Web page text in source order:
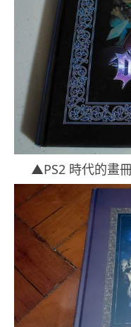
▲PS2 時代的畫